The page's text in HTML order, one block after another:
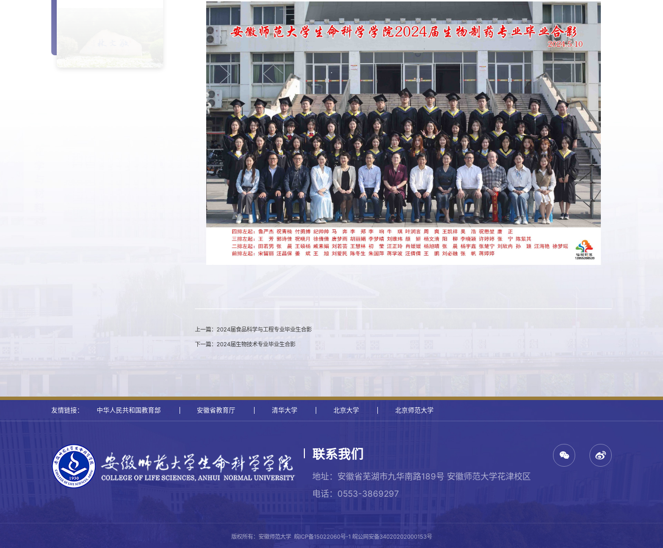
上一篇：2024届食品科学与工程专业毕业生合影
下一篇：2024届生物技术专业毕业生合影
友情链接： 中华人民共和国教育部 安徽省教育厅 清华大学 北京大学 北京师范大学
联系我们
地址：安徽省芜湖市九华南路189号 安徽师范大学花津校区
电话：0553-3869297
版权所有：安徽师范大学 皖ICP备15022060号-1 皖公网安备34020202000153号